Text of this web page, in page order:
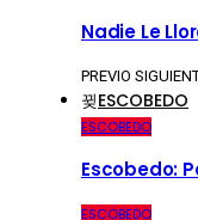
Nadie Le
PREVIO
ESCOBEDO
ESCOBEDO
Escobedo:
ESCOBEDO